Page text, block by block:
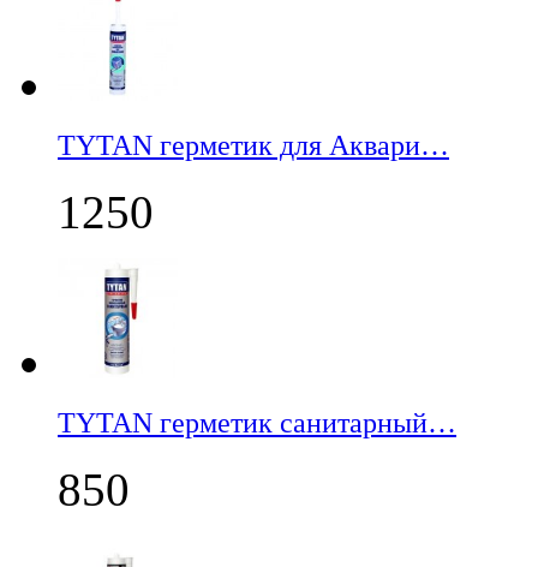
TYTAN герметик для Аквари…
1250
TYTAN герметик санитарный…
850